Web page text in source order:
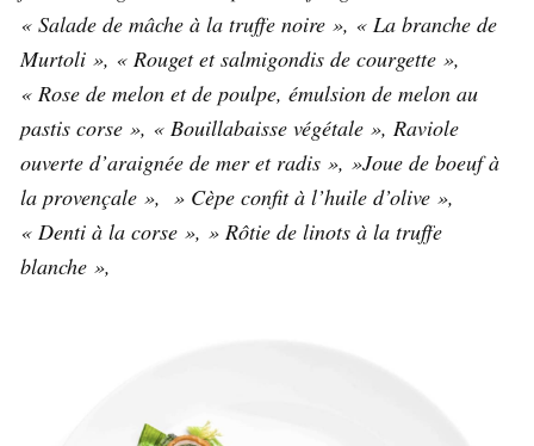
« Salade de mâche à la truffe noire », « La branche de
Murtoli », « Rouget et salmigondis de courgette »,
« Rose de melon et de poulpe, émulsion de melon au
pastis corse », « Bouillabaisse végétale », Raviole
ouverte d’araignée de mer et radis », »Joue de boeuf à
la provençale », » Cèpe confit à l’huile d’olive »,
« Denti à la corse », » Rôtie de linots à la truffe
blanche »,